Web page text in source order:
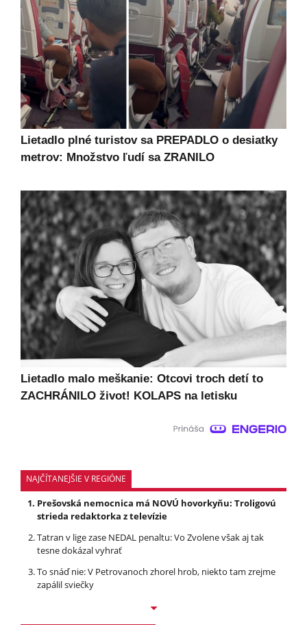
Lietadlo plné turistov sa PREPADLO o desiatky
metrov: Množstvo ľudí sa ZRANILO
Lietadlo malo meškanie: Otcovi troch detí to
ZACHRÁNILO život! KOLAPS na letisku
NAJČÍTANEJŠIE V REGIÓNE
Prešovská nemocnica má NOVÚ hovorkyňu: Troligovú
strieda redaktorka z televízie
Tatran v lige zase NEDAL penaltu: Vo Zvolene však aj tak
tesne dokázal vyhrať
To snáď nie: V Petrovanoch zhorel hrob, niekto tam zrejme
zapálil sviečky